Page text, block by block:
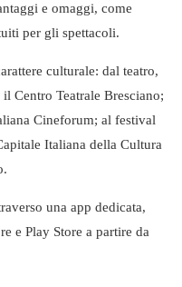
e omaggi, come
per gli spettacoli.
culturale: dal teatro,
Centro Teatrale Bresciano;
Cineforum; al festival
Italiana della Cultura
una app dedicata,
e Play Store a partire da